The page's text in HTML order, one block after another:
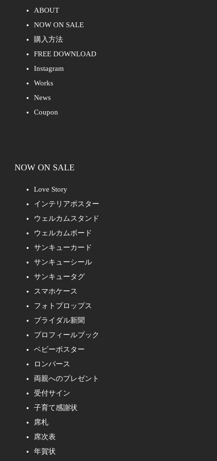
ABOUT
NOW ON SALE
購入方法
FREE DOWNLOAD
Instagram
Works
News
Coupon
NOW ON SALE
Love Story
インテリアポスター
ウェルカムスタンド
ウェルカムボード
サンキューカード
サンキューシール
サンキュータグ
スマホケース
フォトプロップス
ブライダル新聞
プロフィールブック
ベビーポスター
ロンパース
両親へのプレゼント
受付サイン
子育て感謝状
席札
席次表
年賀状